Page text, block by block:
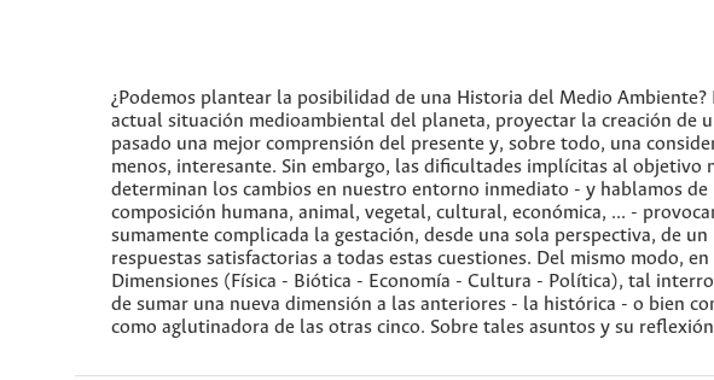
¿Podemos plantear la posibilidad de una Historia del Medio
actual situación medioambiental del planeta, proyectar la creación de
pasado una mejor comprensión del presente y, sobre todo, una
menos, interesante. Sin embargo, las dificultades implícitas al objetivo
determinan los cambios en nuestro entorno inmediato - y hablamos
composición humana, animal, vegetal, cultural, económica, ... -
sumamente complicada la gestación, desde una sola perspectiva, de
respuestas satisfactorias a todas estas cuestiones. Del mismo modo,
Dimensiones (Física - Biótica - Economía - Cultura - Política), tal
de sumar una nueva dimensión a las anteriores - la histórica - o bien
como aglutinadora de las otras cinco. Sobre tales asuntos y su